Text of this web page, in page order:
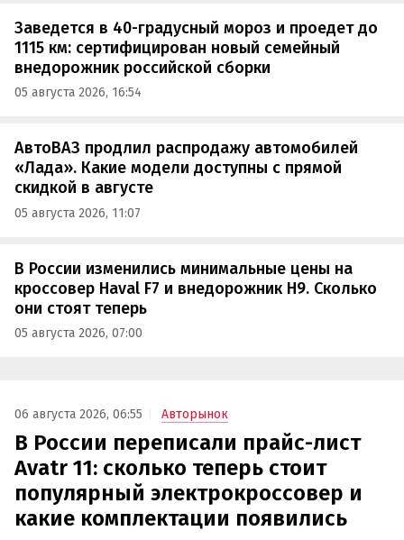
Заведется в 40-градусный мороз и проедет до
1115 км: сертифицирован новый семейный
внедорожник российской сборки
05 августа 2026, 16:54
АвтоВАЗ продлил распродажу автомобилей
«Лада». Какие модели доступны с прямой
скидкой в августе
05 августа 2026, 11:07
В России изменились минимальные цены на
кроссовер Haval F7 и внедорожник H9. Сколько
они стоят теперь
05 августа 2026, 07:00
06 августа 2026, 06:55 Авторынок
В России переписали прайс-лист
Avatr 11: сколько теперь стоит
популярный электрокроссовер и
какие комплектации появились